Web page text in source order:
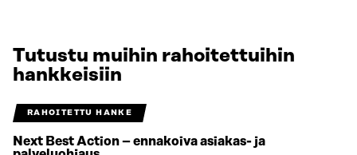
Tutustu muihin rahoitettuihin
hankkeisiin
RAHOITETTU HANKE
Next Best Action – ennakoiva asiakas- ja